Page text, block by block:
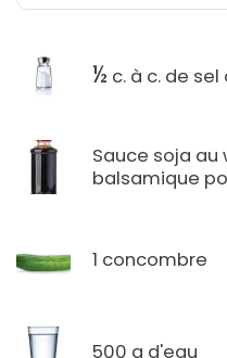
½ c. à c. de sel
Sauce soja au
balsamique
1 concombre
500 g d'eau